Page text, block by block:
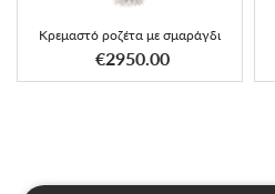
Κρεμαστό ροζέτα με σμαράγδι
€2950.00